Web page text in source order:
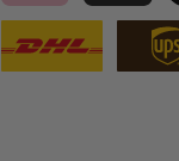
Klarna Kauf auf